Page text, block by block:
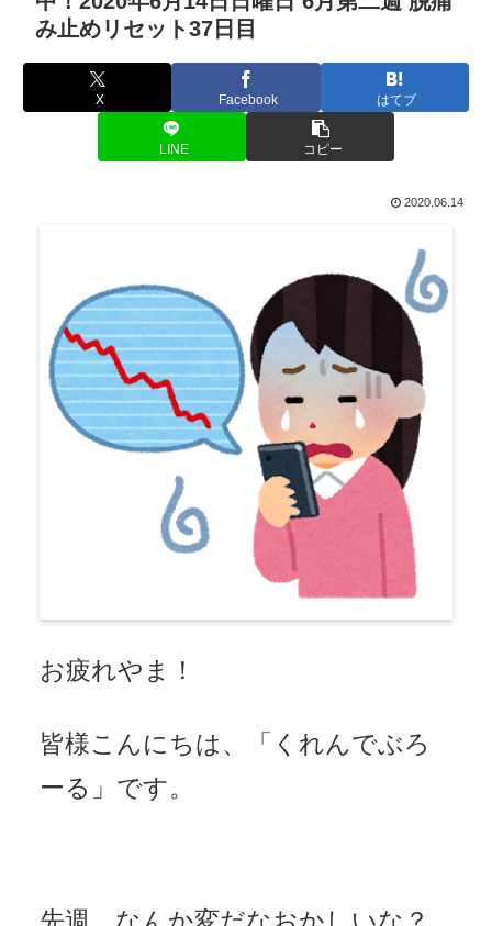
み止めリセット37日目
X Facebook はてブ
LINE コピー
2020.06.14
お疲れやま！
皆様こんにちは、「くれんでぶろ
ーる」です。
先週、なんか変だなおかしいな？